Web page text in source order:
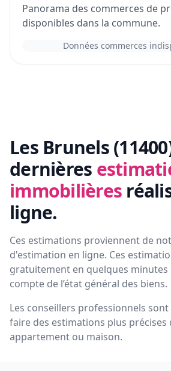
Panorama des commerces de
disponibles dans la commune.
Données commerces
Les Brunels
dernières
immobilières
ligne.
Ces estimations proviennent de
d'estimation en ligne. Ces
gratuitement en quelques minutes
compte de l’état général des biens.
Les conseillers professionnels
faire des estimations plus précises
appartement ou maison.